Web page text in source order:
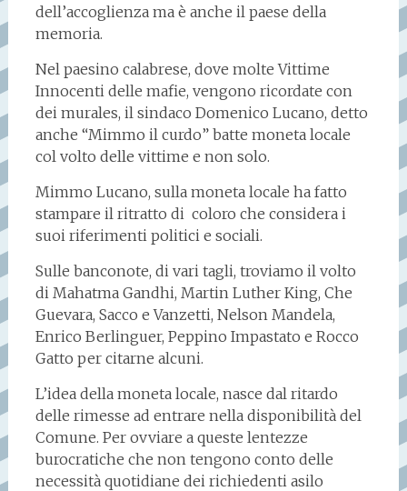
dell’accoglienza ma è anche il paese della
memoria.
Nel paesino calabrese, dove molte Vittime
Innocenti delle mafie, vengono ricordate con
dei murales, il sindaco Domenico Lucano, detto
anche “Mimmo il curdo” batte moneta locale
col volto delle vittime e non solo.
Mimmo Lucano, sulla moneta locale ha fatto
stampare il ritratto di coloro che considera i
suoi riferimenti politici e sociali.
Sulle banconote, di vari tagli, troviamo il volto
di Mahatma Gandhi, Martin Luther King, Che
Guevara, Sacco e Vanzetti, Nelson Mandela,
Enrico Berlinguer, Peppino Impastato e Rocco
Gatto per citarne alcuni.
L’idea della moneta locale, nasce dal ritardo
delle rimesse ad entrare nella disponibilità del
Comune. Per ovviare a queste lentezze
burocratiche che non tengono conto delle
necessità quotidiane dei richiedenti asilo